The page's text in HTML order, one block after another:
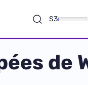
S3
de